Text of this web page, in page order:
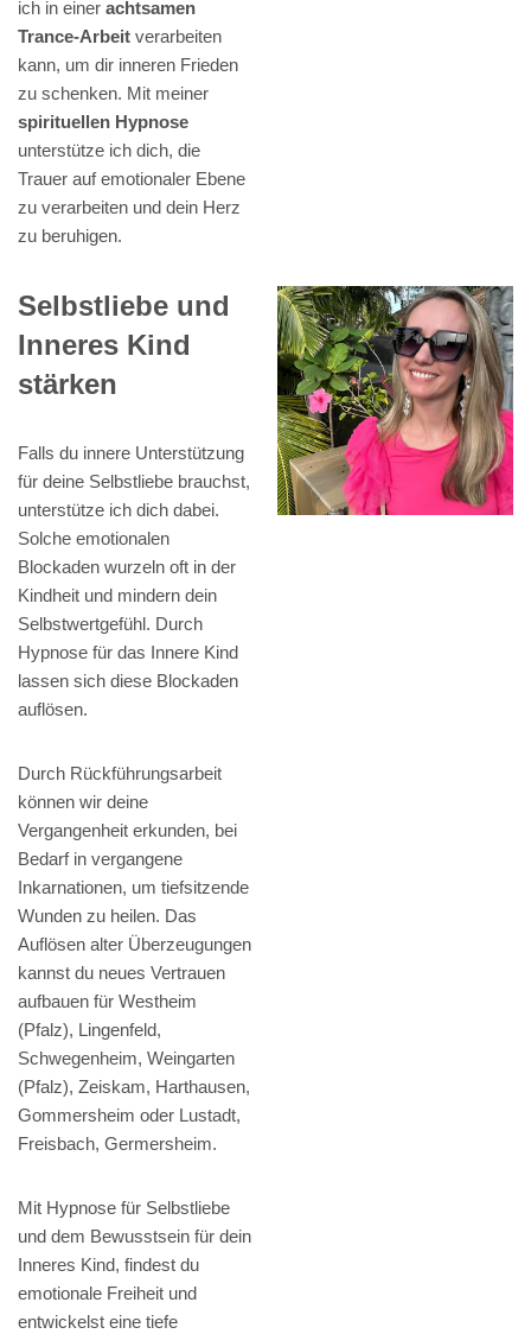
ich in einer achtsamen
Trance-Arbeit verarbeiten
kann, um dir inneren Frieden
zu schenken. Mit meiner
spirituellen Hypnose
unterstütze ich dich, die
Trauer auf emotionaler Ebene
zu verarbeiten und dein Herz
zu beruhigen.
Selbstliebe und
Inneres Kind
stärken
Falls du innere Unterstützung
für deine Selbstliebe brauchst,
unterstütze ich dich dabei.
Solche emotionalen
Blockaden wurzeln oft in der
Kindheit und mindern dein
Selbstwertgefühl. Durch
Hypnose für das Innere Kind
lassen sich diese Blockaden
auflösen.
Durch Rückführungsarbeit
können wir deine
Vergangenheit erkunden, bei
Bedarf in vergangene
Inkarnationen, um tiefsitzende
Wunden zu heilen. Das
Auflösen alter Überzeugungen
kannst du neues Vertrauen
aufbauen für Westheim
(Pfalz), Lingenfeld,
Schwegenheim, Weingarten
(Pfalz), Zeiskam, Harthausen,
Gommersheim oder Lustadt,
Freisbach, Germersheim.
Mit Hypnose für Selbstliebe
und dem Bewusstsein für dein
Inneres Kind, findest du
emotionale Freiheit und
entwickelst eine tiefe